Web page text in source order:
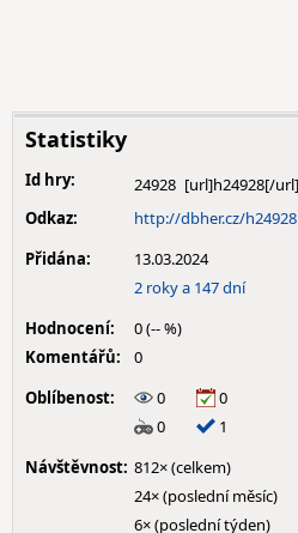
Statistiky
Id hry:
24928
Odkaz:
http://dbher.cz/h24928
Přidána:
13.03.2024
2 roky a 147 dní
Hodnocení:
0 (-- %)
Komentářů:
0
Oblíbenost:
0
0
0
1
Návštěvnost: 812× (celkem)
24× (poslední měsíc)
6× (poslední týden)